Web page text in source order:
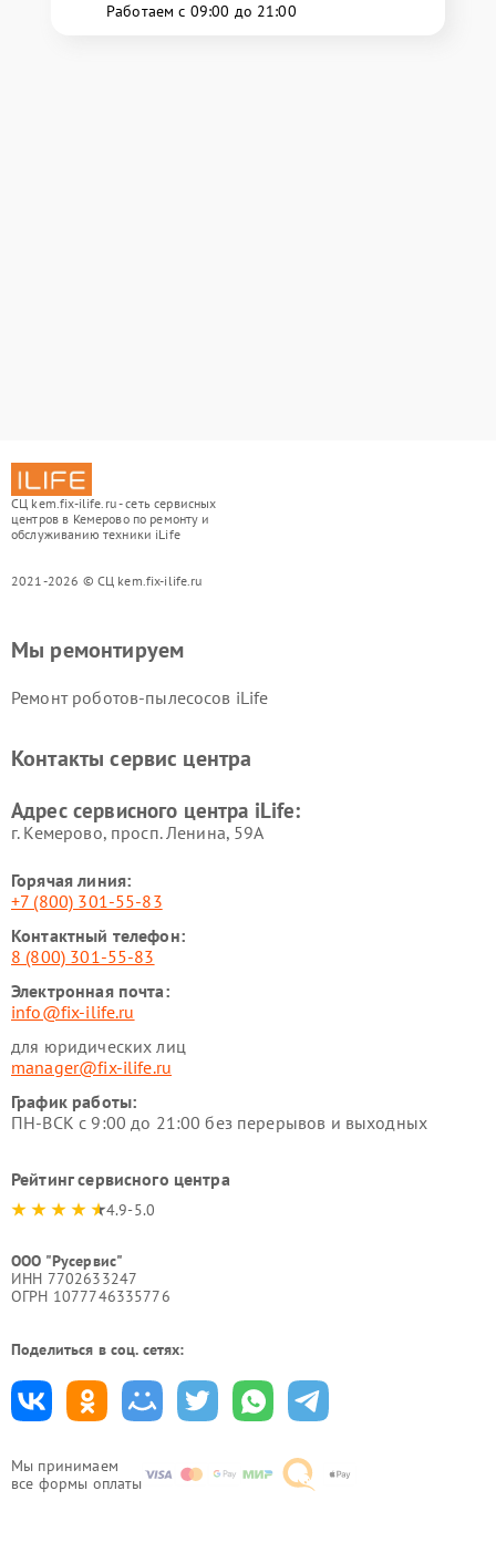
Работаем с 09:00 до 21:00
СЦ kem.fix-ilife.ru - сеть сервисных
центров в Кемерово по ремонту и
обслуживанию техники iLife
2021-2026 © СЦ kem.fix-ilife.ru
Мы принимаем
все формы оплаты
Мы ремонтируем
Ремонт роботов-пылесосов iLife
Контакты сервис центра
Адрес сервисного центра iLife:
г. Кемерово, просп. Ленина, 59А
Горячая линия:
+7 (800) 301-55-83
Контактный телефон:
8 (800) 301-55-83
Электронная почта:
info@fix-ilife.ru
для юридических лиц
manager@fix-ilife.ru
График работы:
ПН-ВСК с 9:00 до 21:00 без перерывов и выходных
Рейтинг сервисного центра
4.9-5.0
ООО "Русервис"
ИНН 7702633247
ОГРН 1077746335776
Поделиться в соц. сетях: